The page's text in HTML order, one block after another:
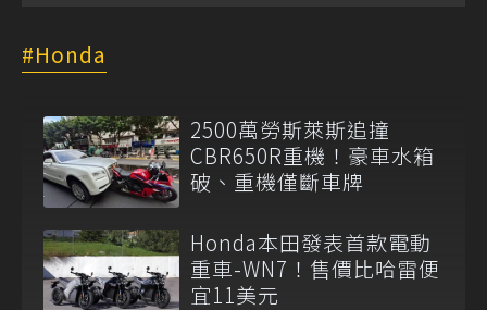
Honda
2500萬勞斯萊斯追撞
CBR650R重機！豪車水箱
破、重機僅斷車牌
Honda本田發表首款電動
重車-WN7！售價比哈雷便
宜11美元